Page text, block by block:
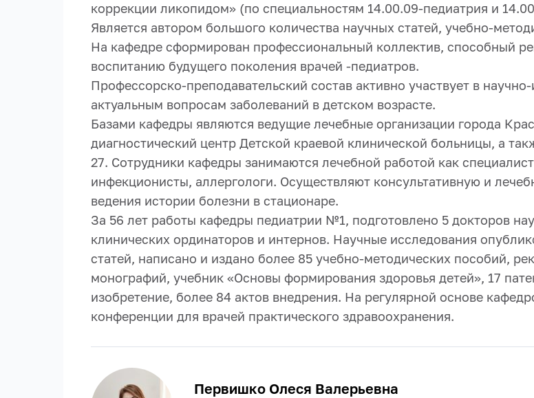
коррекции ликопидом» (по специальностям 14.00.09-педиатрия и
Является автором большого количества научных статей, учебно-
На кафедре сформирован профессиональный коллектив, способный
воспитанию будущего поколения врачей -педиатров.
Профессорско-преподавательский состав активно участвует в
актуальным вопросам заболеваний в детском возрасте.
Базами кафедры являются ведущие лечебные организации города
диагностический центр Детской краевой клинической больницы, а
27. Сотрудники кафедры занимаются лечебной работой как
инфекционисты, аллергологи. Осуществляют консультативную и
ведения истории болезни в стационаре.
За 56 лет работы кафедры педиатрии №1, подготовлено 5 докторов
клинических ординаторов и интернов. Научные исследования
статей, написано и издано более 85 учебно-методических пособий,
монографий, учебник «Основы формирования здоровья детей», 17
изобретение, более 84 актов внедрения. На регулярной основе
конференции для врачей практического здравоохранения.
Первишко Олеся Валерьевна